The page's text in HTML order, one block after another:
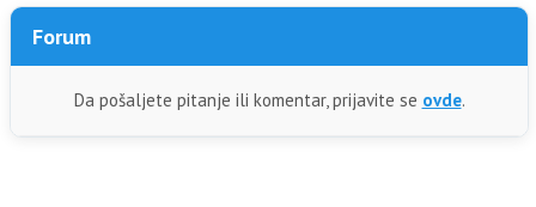
Forum
Da pošaljete pitanje ili komentar, prijavite se ovde.